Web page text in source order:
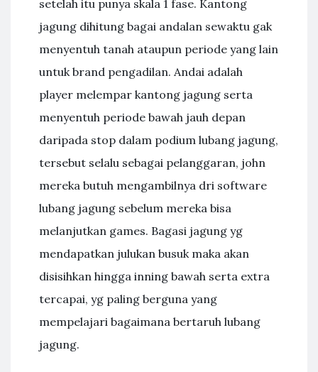
setelah itu punya skala 1 fase. Kantong
jagung dihitung bagai andalan sewaktu gak
menyentuh tanah ataupun periode yang lain
untuk brand pengadilan. Andai adalah
player melempar kantong jagung serta
menyentuh periode bawah jauh depan
daripada stop dalam podium lubang jagung,
tersebut selalu sebagai pelanggaran, john
mereka butuh mengambilnya dri software
lubang jagung sebelum mereka bisa
melanjutkan games. Bagasi jagung yg
mendapatkan julukan busuk maka akan
disisihkan hingga inning bawah serta extra
tercapai, yg paling berguna yang
mempelajari bagaimana bertaruh lubang
jagung.